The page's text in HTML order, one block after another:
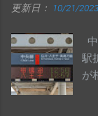
更新日： 10/21/2023
駅
が